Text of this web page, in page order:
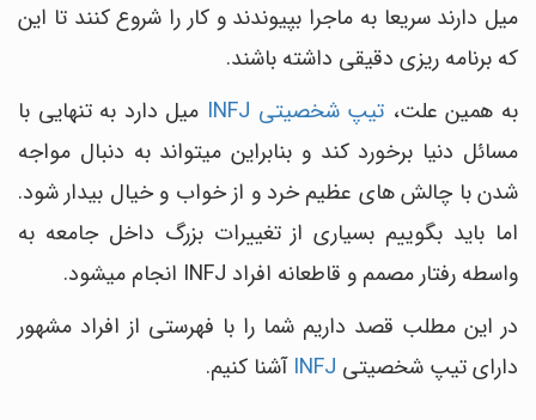
میل دارند سریعا به ماجرا بپیوندند و کار را شروع کنند تا این
که برنامه ‎ریزی دقیقی داشته باشند.
به همین علت، تیپ شخصیتی INFJ
میل دارد به تنهایی با
مسائل دنیا برخورد کند و بنابراین می‎تواند به دنبال مواجه
شدن با چالش های عظیم خرد و از خواب و خیال بیدار شود.
اما باید بگوییم بسیاری از تغییرات بزرگ داخل جامعه به
واسطه رفتار مصمم و قاطعانه افراد INFJ انجام می‎شود.
در این مطلب قصد داریم شما را با فهرستی از افراد مشهور
دارایتیپ شخصیتی INFJ آشنا کنیم.